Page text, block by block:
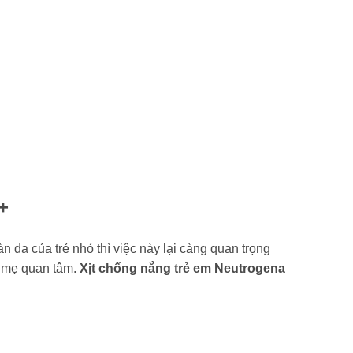
da của trẻ nhỏ thì việc này lại càng quan trọng
quan tâm. Xịt chống nắng trẻ em Neutrogena